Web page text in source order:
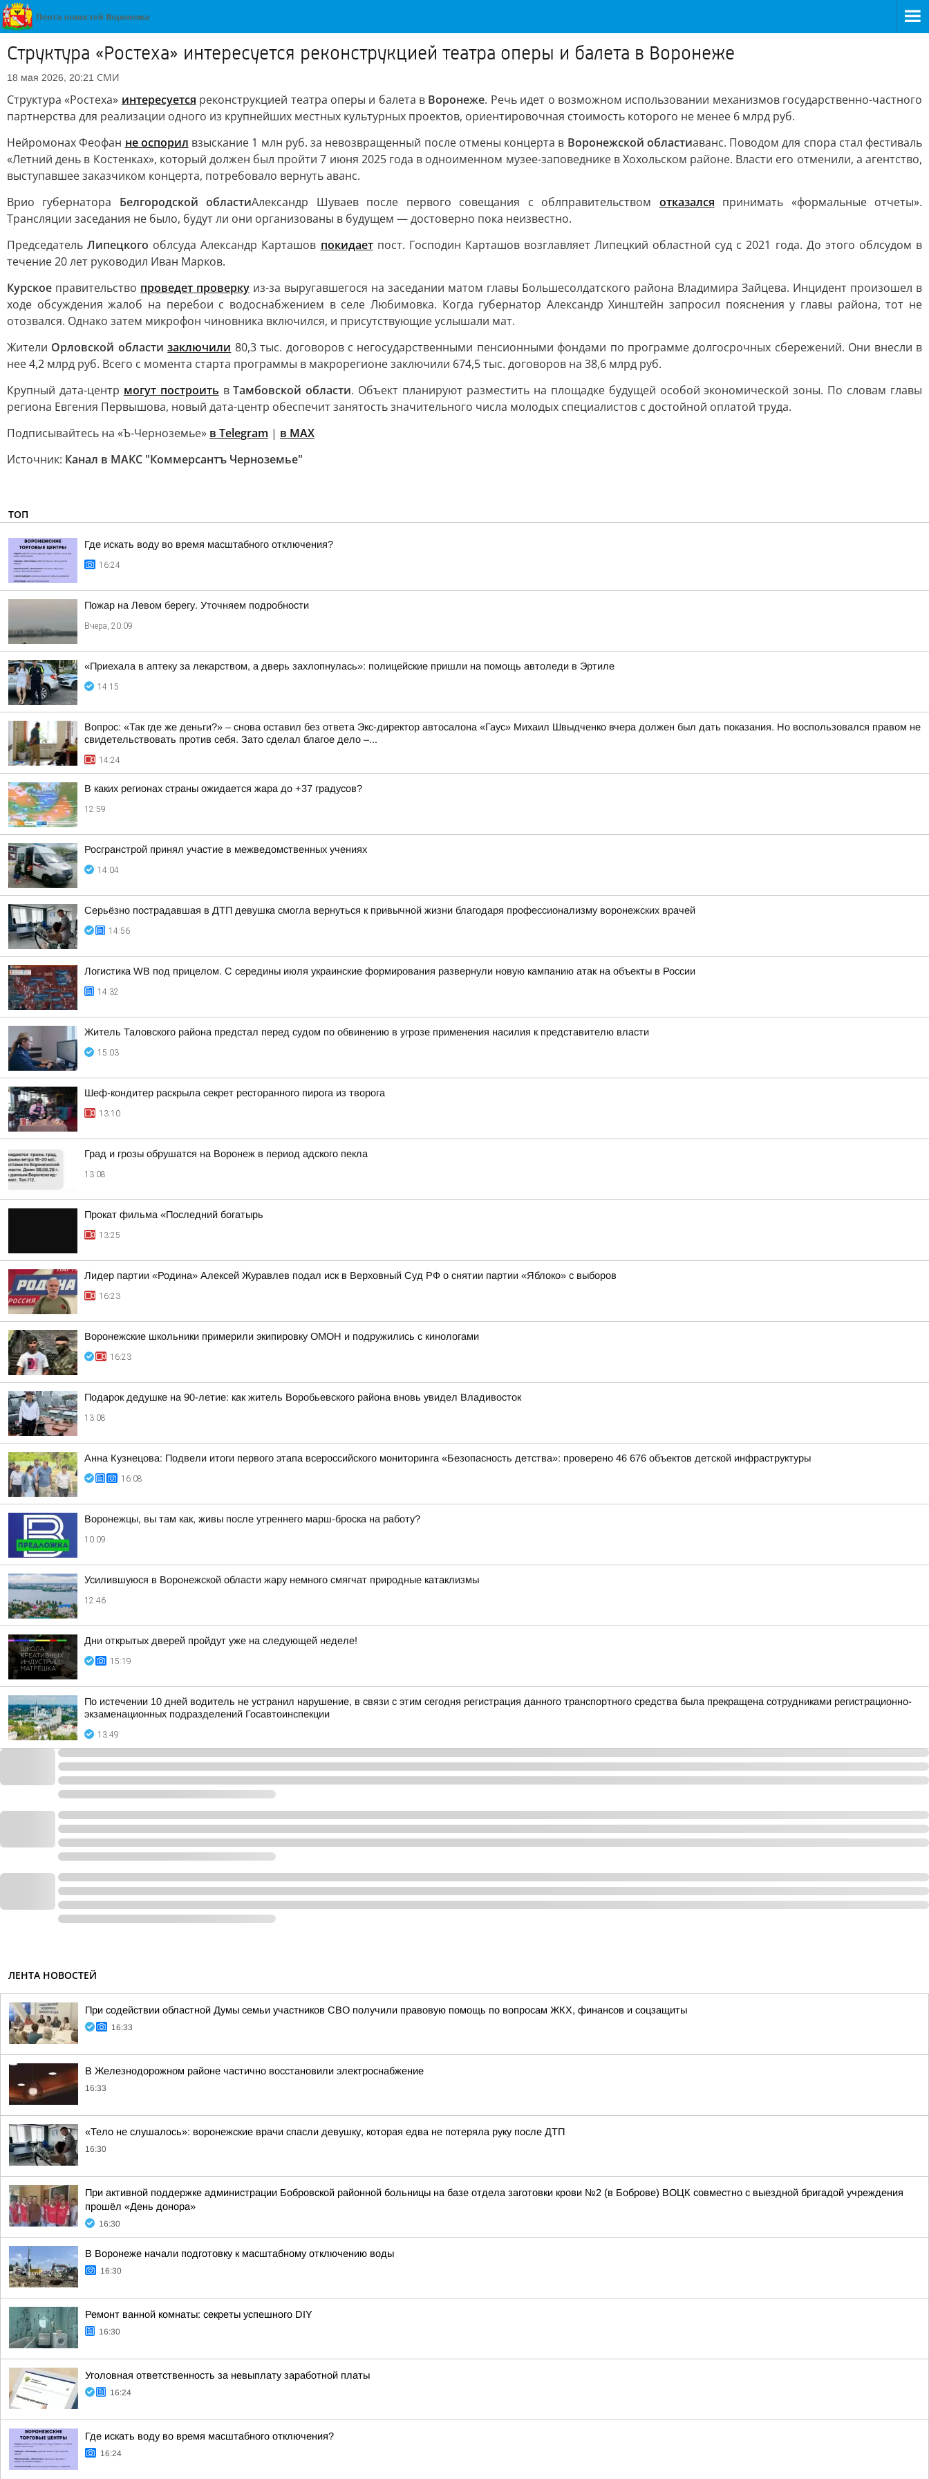
Структура «Ростеха» интересуется реконструкцией театра оперы и балета в Воронеже
18 мая 2026, 20:21 СМИ
Структура «Ростеха» интересуется реконструкцией театра оперы и балета в Воронеже. Речь идет о возможном использовании механизмов государственно-частного
партнерства для реализации одного из крупнейших местных культурных проектов, ориентировочная стоимость которого не менее 6 млрд руб.
Нейромонах Феофан не оспорил взыскание 1 млн руб. за невозвращенный после отмены концерта в Воронежской областиаванс. Поводом для спора стал фестиваль
«Летний день в Костенках», который должен был пройти 7 июня 2025 года в одноименном музее-заповеднике в Хохольском районе. Власти его отменили, а агентство,
выступавшее заказчиком концерта, потребовало вернуть аванс.
Врио губернатора Белгородской областиАлександр Шуваев после первого совещания с облправительством отказался принимать «формальные отчеты».
Трансляции заседания не было, будут ли они организованы в будущем — достоверно пока неизвестно.
ПредседательЛипецкого облсуда Александр Карташов покидаетпост. Господин Карташов возглавляет Липецкий областной суд с 2021 года. До этого облсудом в
течение 20 лет руководил Иван Марков.
Курское правительство проведет проверку из-за выругавшегося на заседании матом главы Большесолдатского района Владимира Зайцева. Инцидент произошел в
ходе обсуждения жалоб на перебои с водоснабжением в селе Любимовка. Когда губернатор Александр Хинштейн запросил пояснения у главы района, тот не
отозвался. Однако затем микрофон чиновника включился, и присутствующие услышали мат.
Жители Орловской области заключили 80,3 тыс. договоров с негосударственными пенсионными фондами по программе долгосрочных сбережений. Они внесли в
нее 4,2 млрд руб. Всего с момента старта программы в макрорегионе заключили 674,5 тыс. договоров на 38,6 млрд руб.
Крупный дата-центр могут построить вТамбовской области. Объект планируют разместить на площадке будущей особой экономической зоны. По словам главы
региона Евгения Первышова, новый дата-центр обеспечит занятость значительного числа молодых специалистов с достойной оплатой труда.
Подписывайтесь на «Ъ-Черноземье» в Telegram | в MAX
Источник: Канал в МАКС "Коммерсантъ Черноземье"
ТОП
Где искать воду во время масштабного отключения?
16:24
Пожар на Левом берегу. Уточняем подробности
Вчера, 20:09
«Приехала в аптеку за лекарством, а дверь захлопнулась»: полицейские пришли на помощь автоледи в Эртиле
14:15
Вопрос: «Так где же деньги?» – снова оставил без ответа Экс-директор автосалона «Гаус» Михаил Швыдченко вчера должен был дать показания. Но воспользовался правом не
свидетельствовать против себя. Зато сделал благое дело –...
14:24
В каких регионах страны ожидается жара до +37 градусов?
12:59
Росгранстрой принял участие в межведомственных учениях
14:04
Серьёзно пострадавшая в ДТП девушка смогла вернуться к привычной жизни благодаря профессионализму воронежских врачей
14:56
Логистика WB под прицелом. С середины июля украинские формирования развернули новую кампанию атак на объекты в России
14:32
Житель Таловского района предстал перед судом по обвинению в угрозе применения насилия к представителю власти
15:03
Шеф-кондитер раскрыла секрет ресторанного пирога из творога
13:10
Град и грозы обрушатся на Воронеж в период адского пекла
13:08
Прокат фильма «Последний богатырь
13:25
Лидер партии «Родина» Алексей Журавлев подал иск в Верховный Суд РФ о снятии партии «Яблоко» с выборов
16:23
Воронежские школьники примерили экипировку ОМОН и подружились с кинологами
16:23
Подарок дедушке на 90-летие: как житель Воробьевского района вновь увидел Владивосток
13:08
Анна Кузнецова: Подвели итоги первого этапа всероссийского мониторинга «Безопасность детства»: проверено 46 676 объектов детской инфраструктуры
16:08
Воронежцы, вы там как, живы после утреннего марш-броска на работу?
10:09
Усилившуюся в Воронежской области жару немного смягчат природные катаклизмы
12:46
Дни открытых дверей пройдут уже на следующей неделе!
15:19
По истечении 10 дней водитель не устранил нарушение, в связи с этим сегодня регистрация данного транспортного средства была прекращена сотрудниками регистрационно-
экзаменационных подразделений Госавтоинспекции
13:49
ЛЕНТА НОВОСТЕЙ
При содействии областной Думы семьи участников СВО получили правовую помощь по вопросам ЖКХ, финансов и соцзащиты
16:33
В Железнодорожном районе частично восстановили электроснабжение
16:33
«Тело не слушалось»: воронежские врачи спасли девушку, которая едва не потеряла руку после ДТП
16:30
При активной поддержке администрации Бобровской районной больницы на базе отдела заготовки крови №2 (в Боброве) ВОЦК совместно с выездной бригадой учреждения
прошёл «День донора»
16:30
В Воронеже начали подготовку к масштабному отключению воды
16:30
Ремонт ванной комнаты: секреты успешного DIY
16:30
Уголовная ответственность за невыплату заработной платы
16:24
Где искать воду во время масштабного отключения?
16:24